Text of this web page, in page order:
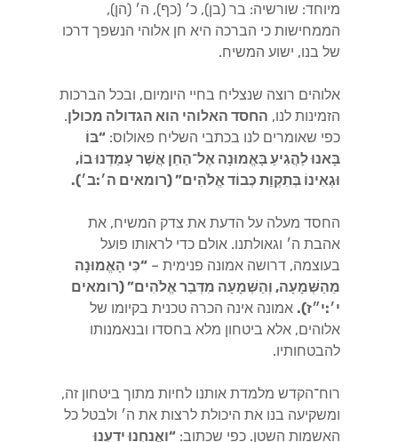
מיוחד: שורשיה: בר (בן), כ׳ (כף), ה׳ (הן),
הממחישות כי הברכה היא חן אלוהי הנשפך דרכו
של בנו, ישוע המשיח.
אלוהים רוצה שנצליח בחיי היומיום, ובכל הברכות
הזמינות לנו, החסד האלוהי הוא הגדולה מכולן.
כפי שאומרים לנו בכתבי השליח פאולוס: “בּוֹ
בָּאנוּ לַהֲגִיעַ בָּאֱמוּנָה אֶל־הַחֵן אֲשֶׁר עָמַדְנוּ בוֹ,
וּגְאִינוֹ בְּתִקְוַת כְּבוֹד אֱלֹהִים” (רומאים ה׳:ב׳).
החסד מעלה על הדעת את צדק המשיח, את
אהבת ה׳ וגאולתנו. אולם כדי לראותו פועל
בעוצמה, דרושה אמונה פנימית – “כִּי הָאֱמוּנָה
מֵהַשְּׁמָעָה, וְהַשְּׁמָעָה מִדְּבַר אֱלֹהִים” (רומאים
י׳:י״ז). אמונה אינה הכרה טכנית בקיומו של
אלוהים, אלא ביטחון מלא בחסדו ובנאמנותו
להבטחותיו.
רוח־הקדש מלמדת אותנו לחיות מתוך ביטחון זה,
ומשקיעה בנו את היכולת לרצות את ה׳ ולבטל כל
האשמות השטן. כפי שכתוב: “וַאֲנַחְנוּ יָדַעְנוּ